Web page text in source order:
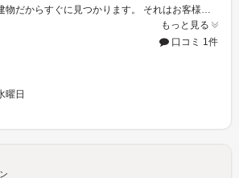
一番目立つピンク色の建物だからすぐに見つかります。 それはお客様に「喜んでもらいたい」「ビックリさせたい」一心で作ったからです。 店内はたくさんの工夫があり、面白いことがいっぱいなので楽しみにながらご来店下さい。
もっと見る
口コミ 1件
曜日